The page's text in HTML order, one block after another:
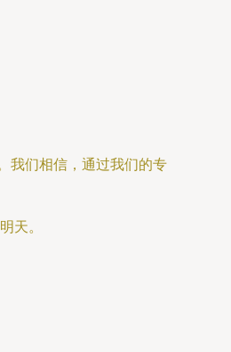
我们相信，通过我们的专
天。